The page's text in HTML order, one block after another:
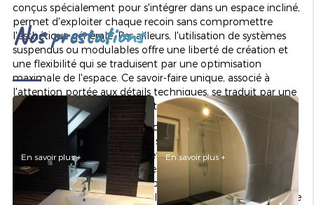
conçus spécialement pour s'intégrer dans un espace incliné,
permet d'exploiter chaque recoin sans compromettre
l'esthétique générale. Par ailleurs, l'utilisation de systèmes
suspendus ou modulables offre une liberté de création et
une flexibilité qui se traduisent par une optimisation
maximale de l'espace. Ce savoir-faire unique, associé à
l'attention portée aux détails techniques, se traduit par une
salle de bain à la fois design et fonctionnelle.
En outre, chaque projet fait l'objet d'un diagnostic complet
pour anticiper les contraintes structurelles liées à la pente.
Cette analyse détaillée permet de choisir les solutions
techniques les mieux adaptées, qu'il s'agisse de renforts
structurels ou de matériaux spécifiques pour assurer
l'étanchéité et la résistance à l'humidité. La prise en compte
Nos prestations
En savoir plus + En savoir plus +
POSE D'ÉLÉMENTS
SANITAIRES
POSE DE CARRELAGE